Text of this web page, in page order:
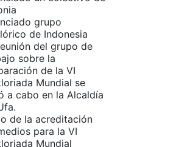
grupo
de Indonesia
del grupo de
sobre la
de la VI
Mundial se
a cabo en la Alcaldía
de la acreditación
para la VI
Mundial